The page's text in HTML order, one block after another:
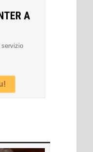
A
servizio